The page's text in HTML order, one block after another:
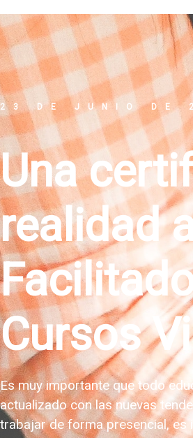
23 DE JUNIO DE
Una
realidad
Cursos
Es muy importante que todo
actualizado con las nuevas
trabajar de forma presencial, es